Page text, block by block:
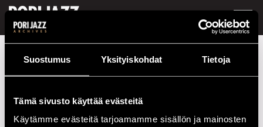
Suostumus Yksityiskohdat Tietoja
Tämä sivusto käyttää evästeitä
Käytämme evästeitä tarjoamamme sisällön ja mainosten
Festivaalivuodet Önder Focan Guitar Alumni
Esiintymiset vuonna 2011